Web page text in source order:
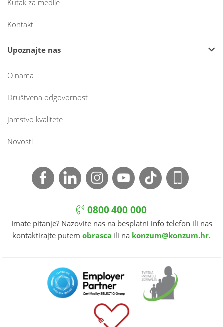
Kutak za medije
Kontakt
Upoznajte nas
O nama
Društvena odgovornost
Jamstvo kvalitete
Novosti
0800 400 000
Imate pitanje? Nazovite nas na besplatni info telefon ili nas
kontaktirajte putem obrasca ili na konzum@konzum.hr.